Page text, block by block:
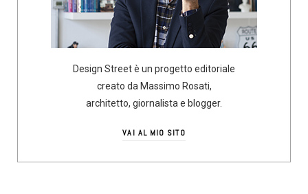
Design Street è un progetto editoriale
creato da Massimo Rosati,
architetto, giornalista e blogger.
VAI AL MIO SITO